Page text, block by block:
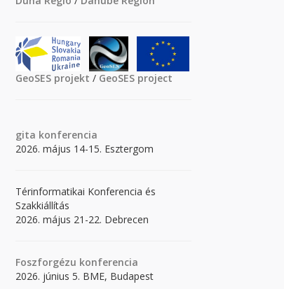
GeoSES projekt / GeoSES project
gita konferencia
2026. május 14-15. Esztergom
Térinformatikai Konferencia és
Szakkiállítás
2026. május 21-22. Debrecen
Foszforgézu konferencia
2026. június 5. BME, Budapest